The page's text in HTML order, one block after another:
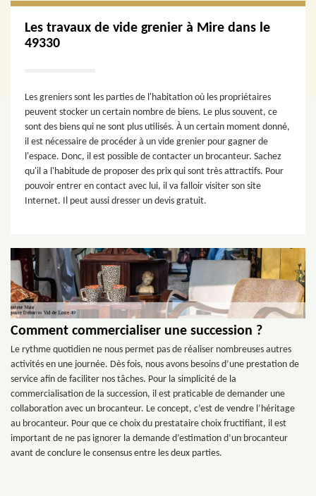
Les travaux de vide grenier à Mire dans le
49330
Les greniers sont les parties de l'habitation où les propriétaires
peuvent stocker un certain nombre de biens. Le plus souvent, ce
sont des biens qui ne sont plus utilisés. À un certain moment donné,
il est nécessaire de procéder à un vide grenier pour gagner de
l'espace. Donc, il est possible de contacter un brocanteur. Sachez
qu'il a l'habitude de proposer des prix qui sont très attractifs. Pour
pouvoir entrer en contact avec lui, il va falloir visiter son site
Internet. Il peut aussi dresser un devis gratuit.
Comment commercialiser une succession ?
Le rythme quotidien ne nous permet pas de réaliser nombreuses autres
activités en une journée. Dès fois, nous avons besoins d’une prestation de
service afin de faciliter nos tâches. Pour la simplicité de la
commercialisation de la succession, il est praticable de demander une
collaboration avec un brocanteur. Le concept, c’est de vendre l’héritage
au brocanteur. Pour que ce choix du prestataire choix fructifiant, il est
important de ne pas ignorer la demande d’estimation d’un brocanteur
avant de conclure le consensus entre les deux parties.